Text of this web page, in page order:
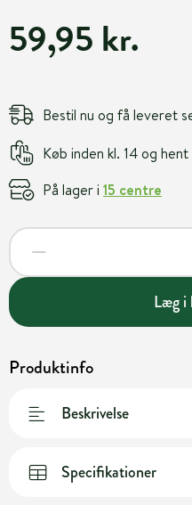
59,95 kr.
Bestil nu og få leveret
Køb inden kl. 14 og
På lager i 15 centre
Læg i
Produktinfo
Beskrivelse
Specifikationer